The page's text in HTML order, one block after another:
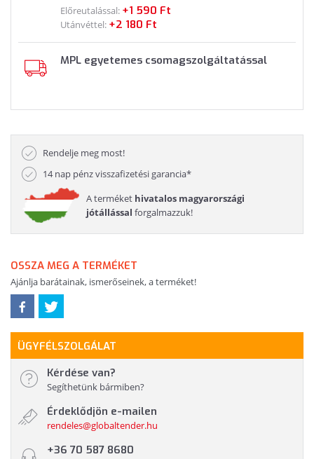
Előreutalással: +1 590 Ft
Utánvéttel: +2 180 Ft
MPL egyetemes csomagszolgáltatással
Rendelje meg most!
14 nap pénz visszafizetési garancia*
A terméket hivatalos magyarországi
jótállással forgalmazzuk!
OSSZA MEG A TERMÉKET
Ajánlja barátainak, ismerőseinek, a terméket!
ÜGYFÉLSZOLGÁLAT
Kérdése van?
Segíthetünk bármiben?
Érdeklődjön e-mailen
rendeles@globaltender.hu
+36 70 587 8680